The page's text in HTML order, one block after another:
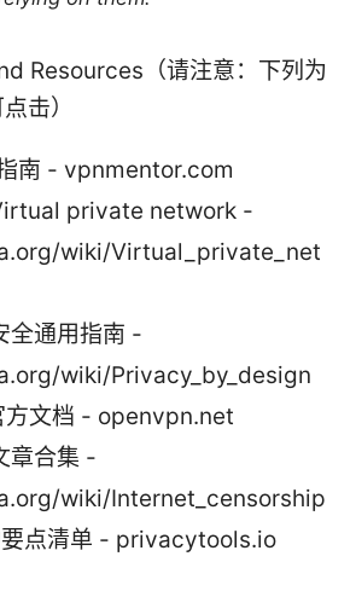
Resources（请注意：下列为
击）
南 - vpnmentor.com
private network -
wiki/Virtual_private_net
全通用指南 -
wiki/Privacy_by_design
方文档 - openvpn.net
章合集 -
wiki/Internet_censorship
要点清单 - privacytools.io